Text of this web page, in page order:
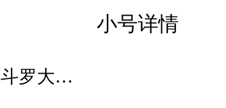
小号详情
斗罗大陆H5极速版旧-魂环服旧